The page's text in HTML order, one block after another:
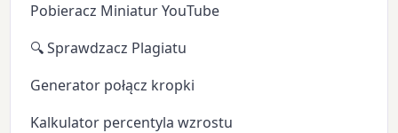
Pobieracz Miniatur YouTube
🔍 Sprawdzacz Plagiatu
Generator połącz kropki
Kalkulator percentyla wzrostu